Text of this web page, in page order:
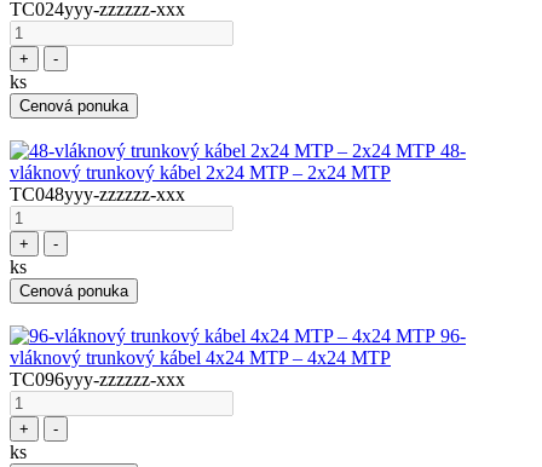
TC024yyy-zzzzzz-xxx
+ -
ks
Cenová ponuka
48-
vláknový trunkový kábel 2x24 MTP – 2x24 MTP
TC048yyy-zzzzzz-xxx
+ -
ks
Cenová ponuka
96-
vláknový trunkový kábel 4x24 MTP – 4x24 MTP
TC096yyy-zzzzzz-xxx
+ -
ks